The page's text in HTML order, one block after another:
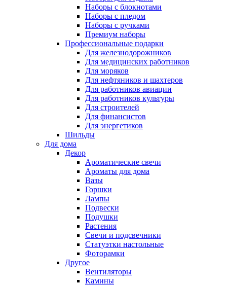
Наборы с блокнотами
Наборы с пледом
Наборы с ручками
Премиум наборы
Профессиональные подарки
Для железнодорожников
Для медицинских работников
Для моряков
Для нефтяников и шахтеров
Для работников авиации
Для работников культуры
Для строителей
Для финансистов
Для энергетиков
Шильды
Для дома
Декор
Ароматические свечи
Ароматы для дома
Вазы
Горшки
Лампы
Подвески
Подушки
Растения
Свечи и подсвечники
Статуэтки настольные
Фоторамки
Другое
Вентиляторы
Камины